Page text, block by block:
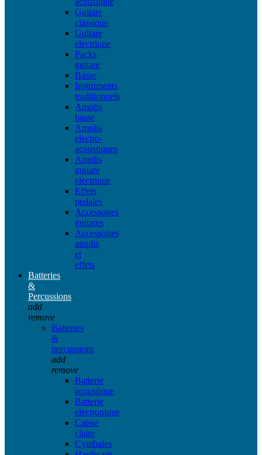
Guitare
classique
Guitare
electrique
Packs
guitare
Basse
Instruments
traditionnels
Amplis
basse
Amplis
electro-
acoustiques
Amplis
guitare
electrique
Effets
pedales
Accessoires
guitares
Accessoires
amplis
et
effets
Batteries
&
Percussions
add
remove
Batteries
&
percussions
add
remove
Batterie
acoustique
Batterie
electronique
Caisse
claire
Cymbales